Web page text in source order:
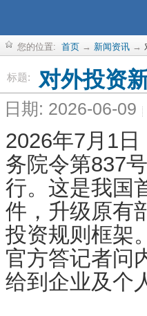
您的位置: 首页 → 新闻资讯 →
标题: 对外投资
日期: 2026-06-09
2026年7月1
务院令第837
行。这是我国
件，升级原有
投资规则框架
官方答记者问
给到企业及个